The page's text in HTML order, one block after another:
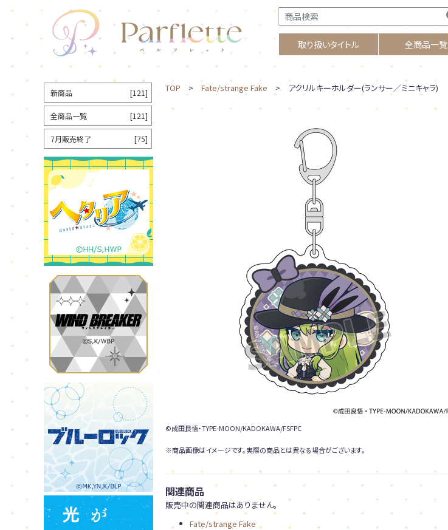
取り扱いタイトル 全商品一覧
TOP > Fate/strange Fake > アクリルキーホルダー(ランサー／ミニキャラ)
©成田良悟・TYPE-MOON/KADOKAWA/FSFPC
※商品画像はイメージです。実際の商品とは異なる場合がございます。
関連商品
販売中の関連商品はありません。
Fate/strange Fake
新商品 [121]
全商品一覧 [121]
7月販売終了 [75]